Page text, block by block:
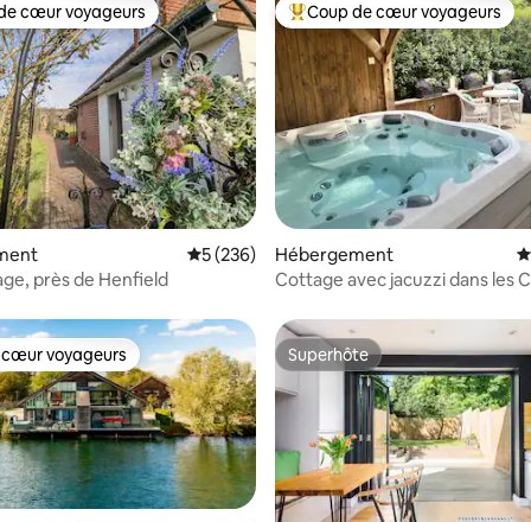
base de 169 commentaires : 4,93 sur 5
cœur voyageurs les plus appréciés
cœur voyageurs
Évaluation moyenne sur la base de 236
5 (236)
près de Henfield
Coups de cœur voyageurs les
Coup de cœur voyageurs
Hébergement
Cottage avec jacuzzi dans les
voyageurs
voyageurs Superhôte
Superhôte